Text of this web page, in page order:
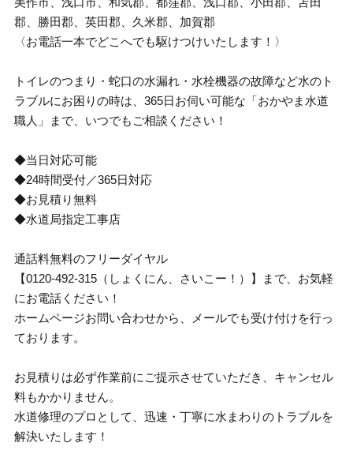
郡、勝田郡、英田郡、久米郡、加賀郡
〈お電話一本でどこへでも駆けつけいたします！〉
トイレのつまり・蛇口の水漏れ・水栓機器の故障など水のト
ラブルにお困りの時は、365日お伺い可能な「おかやま水道
職人」まで、いつでもご相談ください！
◆当日対応可能
◆24時間受付／365日対応
◆お見積り無料
◆水道局指定工事店
通話料無料のフリーダイヤル
【0120-492-315（しょくにん、さいこー！）】まで、お気軽
にお電話ください！
ホームページお問い合わせから、メールでも受け付けを行っ
ております。
お見積りは必ず作業前にご提示させていただき、キャンセル
料もかかりません。
水道修理のプロとして、迅速・丁寧に水まわりのトラブルを
解決いたします！